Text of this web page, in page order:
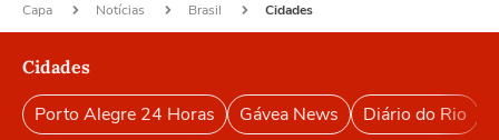
Capa Notícias Brasil Cidades
Cidades
Porto Alegre 24 Horas Gávea News Diário do Rio